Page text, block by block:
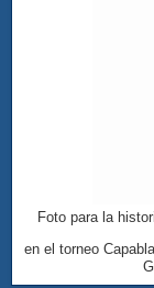
Foto para la
en el torneo